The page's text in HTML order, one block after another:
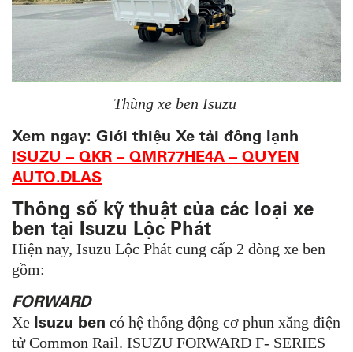
Thùng xe ben Isuzu
Xem ngay: Giới thiệu Xe tải đông lạnh
ISUZU – QKR – QMR77HE4A – QUYEN
AUTO.DLAS
Thông số kỹ thuật của các loại xe
ben tại Isuzu Lộc Phát
Hiện nay, Isuzu Lộc Phát cung cấp 2 dòng xe ben
gồm:
FORWARD
Xe Isuzu ben có hệ thống động cơ phun xăng điện
tử Common Rail. ISUZU FORWARD F- SERIES